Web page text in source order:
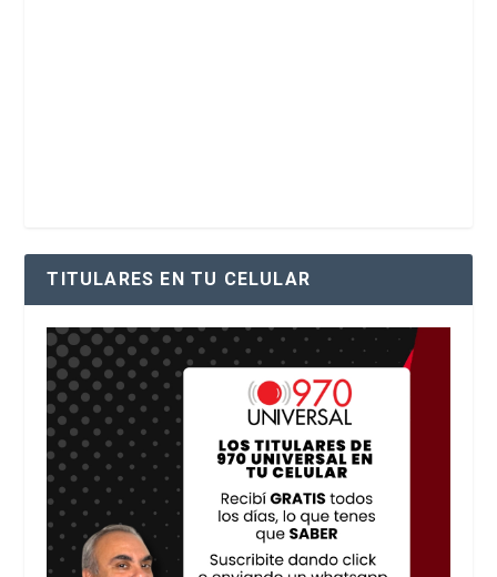
TITULARES EN TU CELULAR